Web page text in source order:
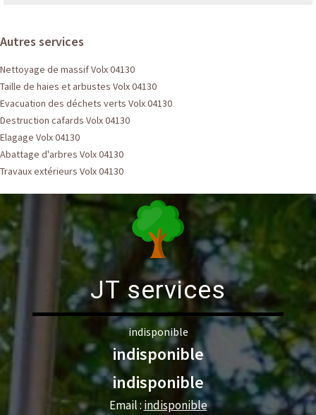
Autres services
Nettoyage de massif Volx 04130
Taille de haies et arbustes Volx 04130
Evacuation des déchets verts Volx 04130
Destruction cafards Volx 04130
Elagage Volx 04130
Abattage d'arbres Volx 04130
Travaux extérieurs Volx 04130
JT services
indisponible
indisponible
indisponible
Email : indisponible